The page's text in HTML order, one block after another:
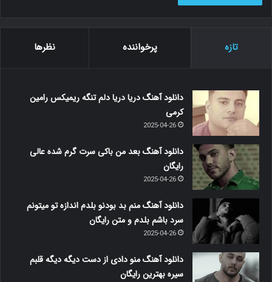
تازه پرخواننده نظرها
دانلود آهنگ دریا دریا دلم تنگه ریمیکس رامین
کرمی
2025-04-26
دانلود آهنگ بعد من باکی سرت گرم شده عالی
رایگان
2025-04-26
دانلود آهنگ منم بد بودنو بلدم اندازه تو میتونم
سرد باشم بلدم و متن رایگان
2025-04-26
دانلود آهنگ منو دادی از دست دیگه دیگه قلبم
سیره بهترین رایگان